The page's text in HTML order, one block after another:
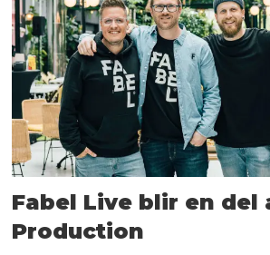
Fabel Live blir en del
Production